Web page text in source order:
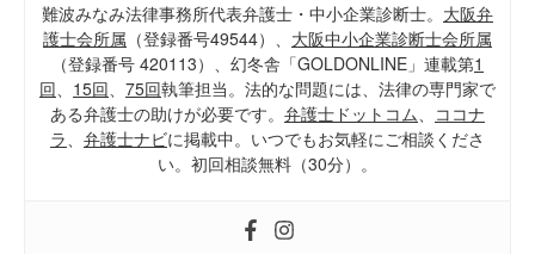
難波みなみ法律事務所代表弁護士・中小企業診断士。 大阪弁
護士会所属 （登録番号49544）、 大阪中小企業診断士会所属
（登録番号 420113）、幻冬舎「GOLDONLINE」連載第1
回、 15回、 75回執筆担当。法的な問題には、法律の専門家で
ある弁護士の助けが必要です。 弁護士ドットコム、 ココナ
ラ、 弁護士ナビに掲載中。いつでもお気軽にご相談くださ
い。初回相談無料（30分）。